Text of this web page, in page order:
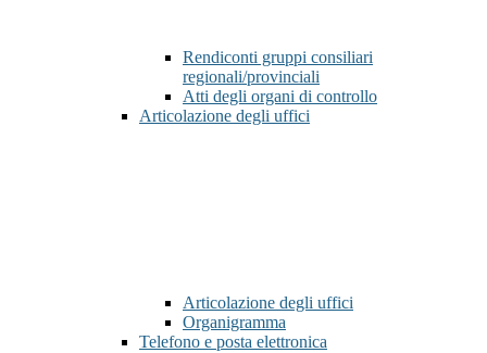
Rendiconti gruppi consiliari
regionali/provinciali
Atti degli organi di controllo
Articolazione degli uffici
Articolazione degli uffici
Organigramma
Telefono e posta elettronica